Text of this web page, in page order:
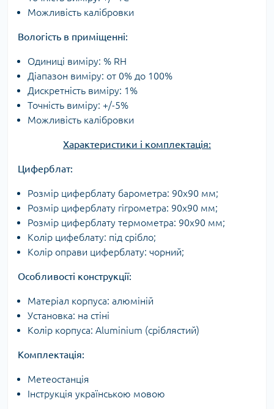
Можливість калібровки
Вологість в приміщенні:
Одиниці виміру: % RH
Діапазон виміру: от 0% до 100%
Дискретність виміру: 1%
Точність виміру: +/-5%
Можливість калібровки
Характеристики і комплектація:
Циферблат:
Розмір циферблату барометра: 90х90 мм;
Розмір циферблату гігрометра: 90х90 мм;
Розмір циферблату термометра: 90х90 мм;
Колір цифеблату: під срібло;
Колір оправи циферблату: чорний;
Особливості конструкції:
Матеріал корпуса: алюміній
Установка: на стіні
Колір корпуса: Aluminium (сріблястий)
Комплектація:
Метеостанція
Інструкція українською мовою